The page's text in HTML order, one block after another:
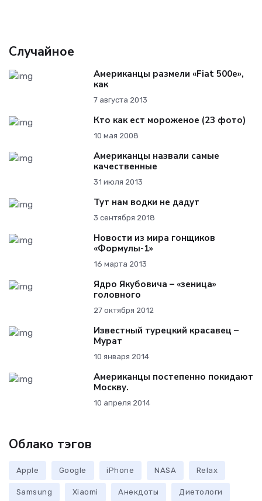
Случайное
Американцы размели «Fiat 500e»,
как
7 августа 2013
Кто как ест мороженое (23 фото)
10 мая 2008
Американцы назвали самые
качественные
31 июля 2013
Тут нам водки не дадут
3 сентября 2018
Новости из мира гонщиков
«Формулы-1»
16 марта 2013
Ядро Якубовича – «зеница»
головного
27 октября 2012
Известный турецкий красавец –
Мурат
10 января 2014
Американцы постепенно покидают
Москву.
10 апреля 2014
Облако тэгов
Apple Google iPhone NASA Relax
Samsung Xiaomi Анекдоты Диетологи